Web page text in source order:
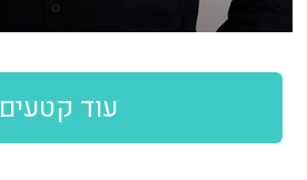
עוד קטעים